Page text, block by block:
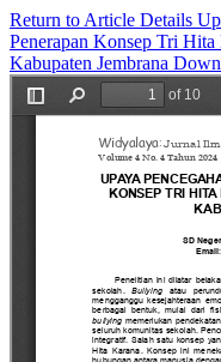
Return to Article Details
Penerapan Konsep Tri
Kabupaten Jembrana